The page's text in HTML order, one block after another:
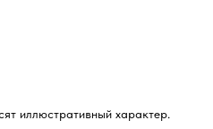
иллюстративный характер.